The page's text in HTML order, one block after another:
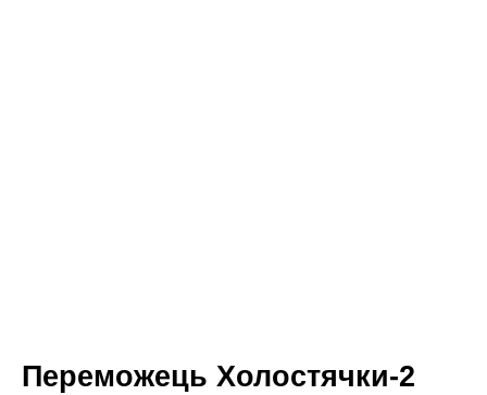
Переможець Холостячки-2